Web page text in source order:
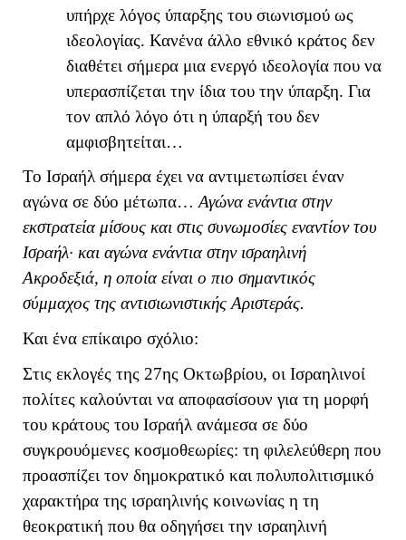
υπήρχε λόγος ύπαρξης του σιωνισμού ως
ιδεολογίας. Κανένα άλλο εθνικό κράτος δεν
διαθέτει σήμερα μια ενεργό ιδεολογία που να
υπερασπίζεται την ίδια του την ύπαρξη. Για
τον απλό λόγο ότι η ύπαρξή του δεν
αμφισβητείται…
Το Ισραήλ σήμερα έχει να αντιμετωπίσει έναν
αγώνα σε δύο μέτωπα…Αγώνα ενάντια στην
εκστρατεία μίσους και στις συνωμοσίες εναντίον του
Ισραήλ· και αγώνα ενάντια στην ισραηλινή
Ακροδεξιά, η οποία είναι ο πιο σημαντικός
σύμμαχος της αντισιωνιστικής Αριστεράς.
Και ένα επίκαιρο σχόλιο:
Στις εκλογές της 27ης Οκτωβρίου, οι Ισραηλινοί
πολίτες καλούνται να αποφασίσουν για τη μορφή
του κράτους του Ισραήλ ανάμεσα σε δύο
συγκρουόμενες κοσμοθεωρίες: τη φιλελεύθερη που
προασπίζει τον δημοκρατικό και πολυπολιτισμικό
χαρακτήρα της ισραηλινής κοινωνίας η τη
θεοκρατική που θα οδηγήσει την ισραηλινή